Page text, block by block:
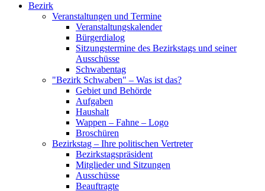
Bezirk
Veranstaltungen und Termine
Veranstaltungskalender
Bürgerdialog
Sitzungstermine des Bezirkstags und seiner
Ausschüsse
Schwabentag
"Bezirk Schwaben" – Was ist das?
Gebiet und Behörde
Aufgaben
Haushalt
Wappen – Fahne – Logo
Broschüren
Bezirkstag – Ihre politischen Vertreter
Bezirkstagspräsident
Mitglieder und Sitzungen
Ausschüsse
Beauftragte